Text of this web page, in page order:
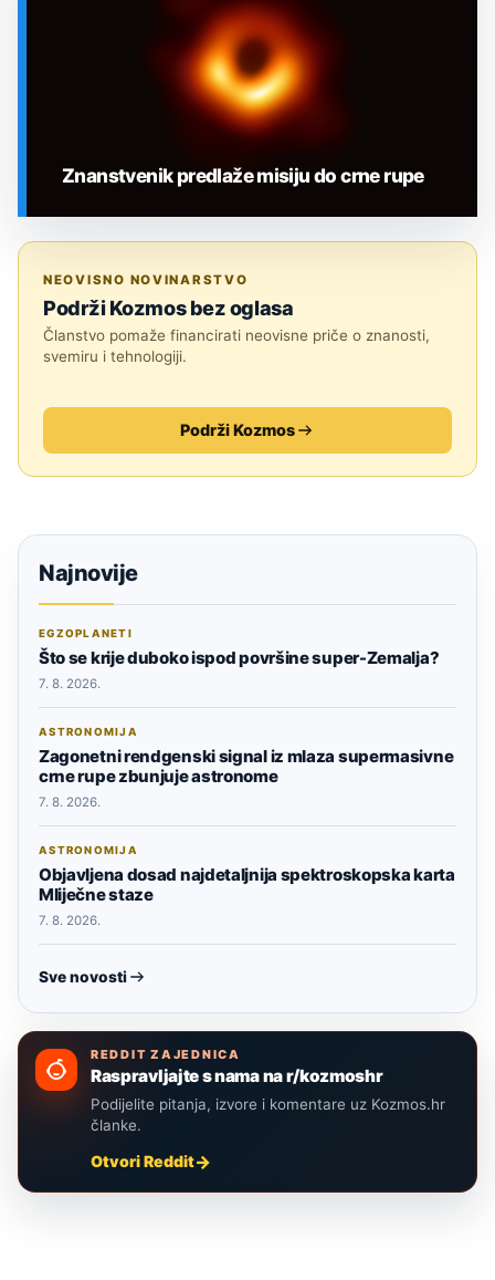
Znanstvenik predlaže misiju do crne rupe
NEOVISNO NOVINARSTVO
Podrži Kozmos bez oglasa
Članstvo pomaže financirati neovisne priče o znanosti,
svemiru i tehnologiji.
Podrži Kozmos
Najnovije
EGZOPLANETI
Što se krije duboko ispod površine super-Zemalja?
7. 8. 2026.
ASTRONOMIJA
Zagonetni rendgenski signal iz mlaza supermasivne
crne rupe zbunjuje astronome
7. 8. 2026.
ASTRONOMIJA
Objavljena dosad najdetaljnija spektroskopska karta
Mliječne staze
7. 8. 2026.
Sve novosti
REDDIT ZAJEDNICA
Raspravljajte s nama na r/kozmoshr
Podijelite pitanja, izvore i komentare uz Kozmos.hr
članke.
Otvori Reddit